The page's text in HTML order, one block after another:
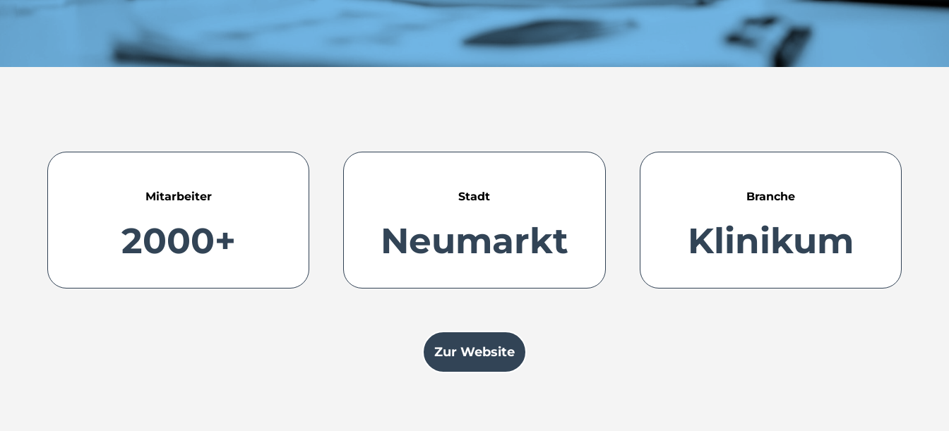
Mitarbeiter
2000+
Stadt
Neumarkt
Branche
Klinikum
Zur Website